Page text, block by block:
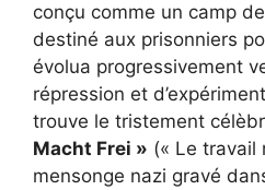
conçu comme un camp
destiné aux prisonniers
évolua progressivement
répression et
trouve le tristement
Macht Frei » (« Le travail
mensonge nazi gravé